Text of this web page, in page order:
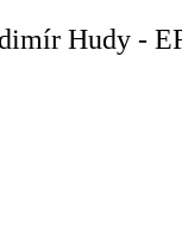
Hudy -